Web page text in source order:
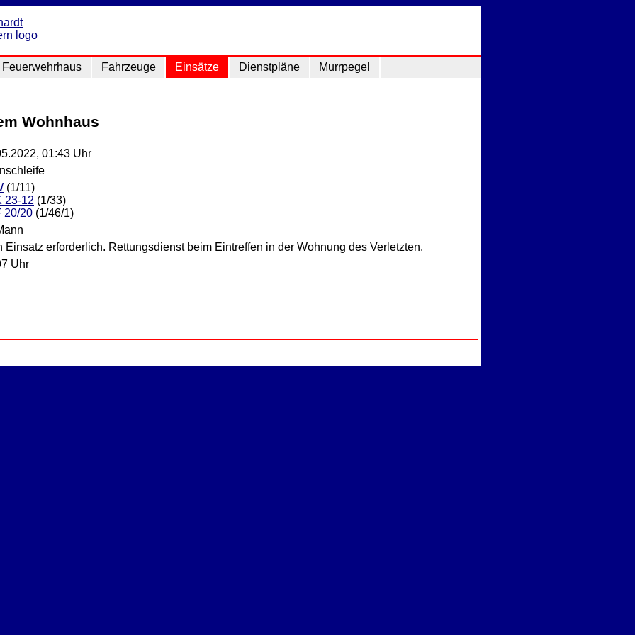
Feuerwehrhaus Fahrzeuge Einsätze Dienstpläne Murrpegel
Wohnhaus
01:43 Uhr
(1/11)
23-12 (1/33)
20/20 (1/46/1)
Einsatz erforderlich. Rettungsdienst beim Eintreffen in der Wohnung des Verletzten.
Uhr